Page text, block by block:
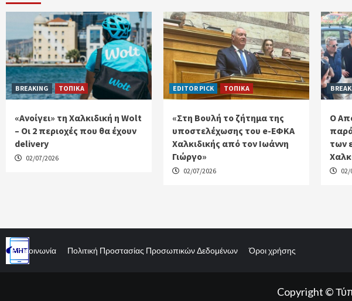
BREAKING ΤΟΠΙΚΑ
«Ανοίγει» τη Χαλκιδική η Wolt
– Οι 2 περιοχές που θα έχουν
delivery
02/07/2026
EDITOR PICK ΤΟΠΙΚΑ
«Στη Βουλή το ζήτημα της
υποστελέχωσης του e-ΕΦΚΑ
Χαλκιδικής από τον Ιωάννη
Γιώργο»
02/07/2026
Ο
των
02/
Επικοινωνία Πολιτική Προστασίας Προσωπικών Δεδομένων Όροι χρήσης
Copyright ©